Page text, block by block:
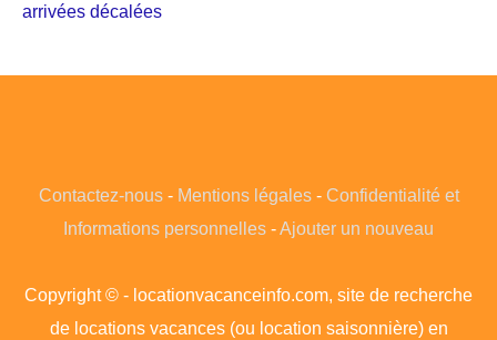
arrivées décalées
Contactez-nous- Mentions légales- Confidentialité et
Informations personnelles -Ajouter un nouveau
Copyright © - locationvacanceinfo.com, site de recherche
de locations vacances (ou location saisonnière) en